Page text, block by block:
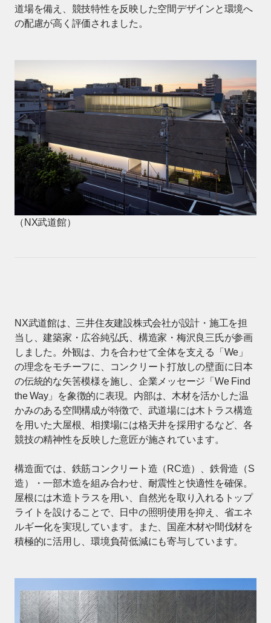
道場を備え、競技特性を反映した空間デザインと環境へ
の配慮が高く評価されました。
（NX武道館）
NX武道館は、三井住友建設株式会社が設計・施工を担
当し、建築家・広谷純弘氏、構造家・梅沢良三氏が参画
しました。外観は、力を合わせて全体を支える「We」
の理念をモチーフに、コンクリート打放しの壁面に日本
の伝統的な矢筈模様を施し、企業メッセージ「We Find
the Way」を象徴的に表現。内部は、木材を活かした温
かみのある空間構成が特徴で、武道場には木トラス構造
を用いた大屋根、相撲場には格天井を採用するなど、各
競技の精神性を反映した意匠が施されています。
構造面では、鉄筋コンクリート造（RC造）、鉄骨造（S
造）・一部木造を組み合わせ、耐震性と快適性を確保。
屋根には木造トラスを用い、自然光を取り入れるトップ
ライトを設けることで、日中の照明使用を抑え、省エネ
ルギー化を実現しています。また、国産木材や間伐材を
積極的に活用し、環境負荷低減にも寄与しています。